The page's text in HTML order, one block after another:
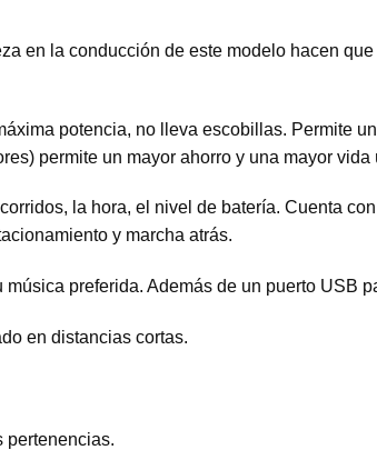
en la conducción de este modelo hacen
potencia, no lleva escobillas. Permite
permite un mayor ahorro y una mayor vida
la hora, el nivel de batería. Cuenta
y marcha atrás.
preferida. Además de un puerto USB
en distancias cortas.
pertenencias.